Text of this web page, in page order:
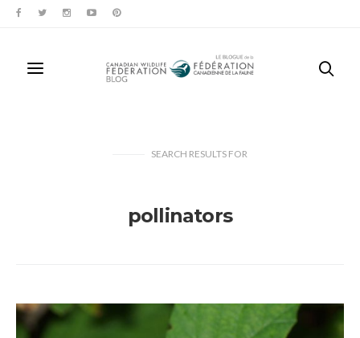
SEARCH RESULTS FOR
pollinators